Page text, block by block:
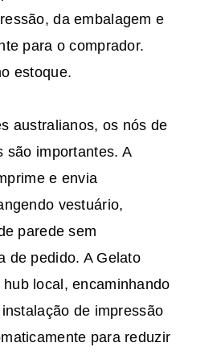
da embalagem e
para o comprador.
estoque.
australianos, os nós de
são importantes. A
e envia
vestuário,
parede sem
de pedido. A Gelato
local, encaminhando
de impressão
para reduzir